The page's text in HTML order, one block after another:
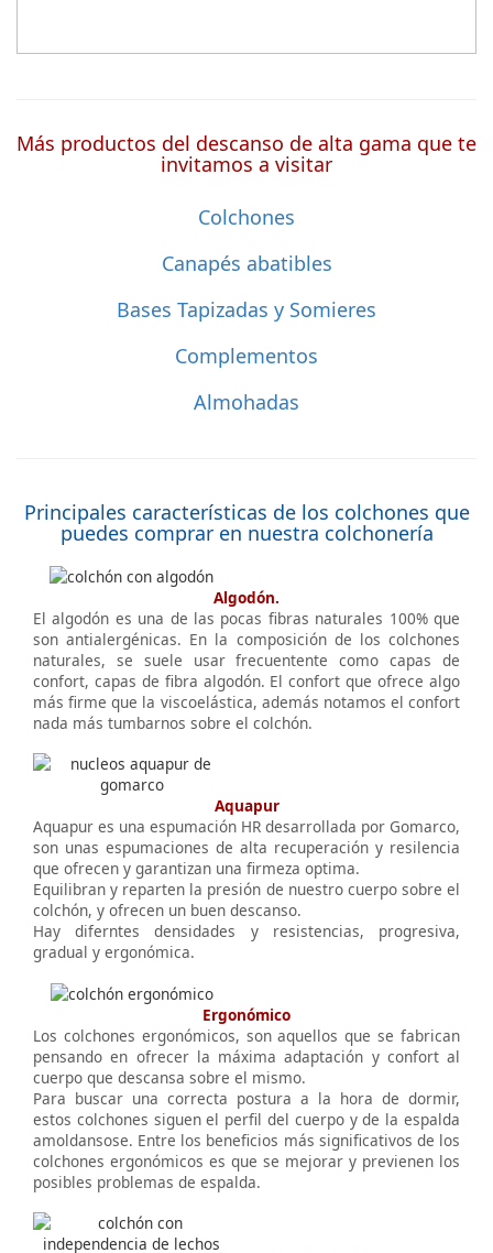
Más productos del descanso de alta gama que te
invitamos a visitar
Colchones
Canapés abatibles
Bases Tapizadas y Somieres
Complementos
Almohadas
Principales características de los colchones que
puedes comprar en nuestra colchonería
Algodón.
El algodón es una de las pocas fibras naturales 100% que
son antialergénicas. En la composición de los colchones
naturales, se suele usar frecuentente como capas de
confort, capas de fibra algodón. El confort que ofrece algo
más firme que la viscoelástica, además notamos el confort
nada más tumbarnos sobre el colchón.
Aquapur
Aquapur es una espumación HR desarrollada por Gomarco,
son unas espumaciones de alta recuperación y resilencia
que ofrecen y garantizan una firmeza optima.
Equilibran y reparten la presión de nuestro cuerpo sobre el
colchón, y ofrecen un buen descanso.
Hay diferntes densidades y resistencias, progresiva,
gradual y ergonómica.
Ergonómico
Los colchones ergonómicos, son aquellos que se fabrican
pensando en ofrecer la máxima adaptación y confort al
cuerpo que descansa sobre el mismo.
Para buscar una correcta postura a la hora de dormir,
estos colchones siguen el perfil del cuerpo y de la espalda
amoldansose. Entre los beneficios más significativos de los
colchones ergonómicos es que se mejorar y previenen los
posibles problemas de espalda.